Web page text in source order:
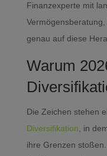
Finanzexperte mit
genau auf diese
Warum
Die Zeichen stehen
Diversifikation , in
ihre Grenzen